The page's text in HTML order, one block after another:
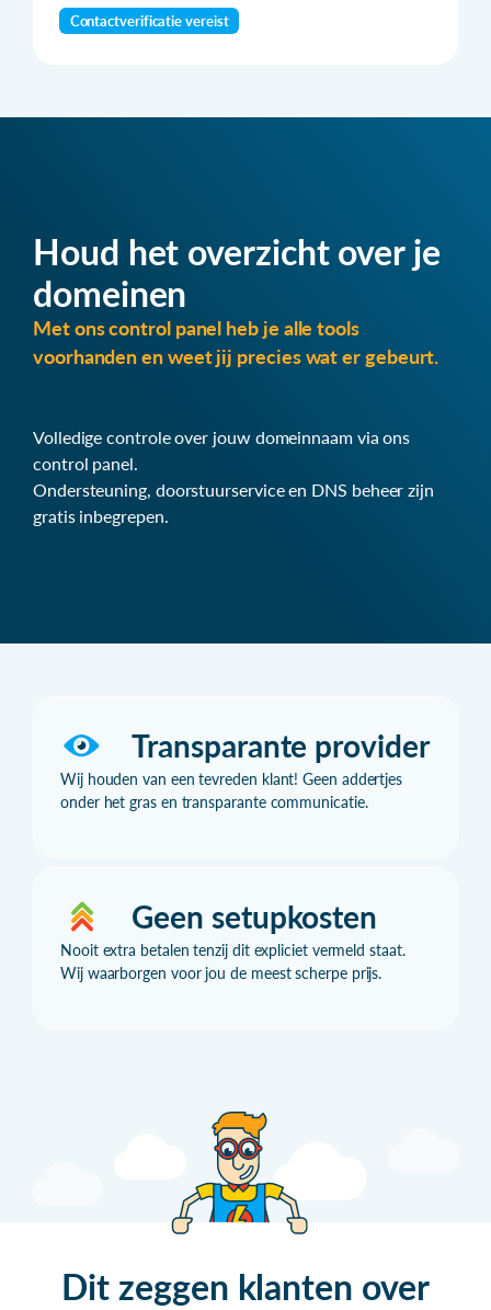
Contactverificatie vereist
Houd het overzicht over je
domeinen
Met ons control panel heb je alle tools
voorhanden en weet jij precies wat er gebeurt.
Volledige controle over jouw domeinnaam via ons
control panel.
Ondersteuning, doorstuurservice en DNS beheer zijn
gratis inbegrepen.
Transparante provider
Wij houden van een tevreden klant! Geen addertjes
onder het gras en transparante communicatie.
Geen setupkosten
Nooit extra betalen tenzij dit expliciet vermeld staat.
Wij waarborgen voor jou de meest scherpe prijs.
Dit zeggen klanten over